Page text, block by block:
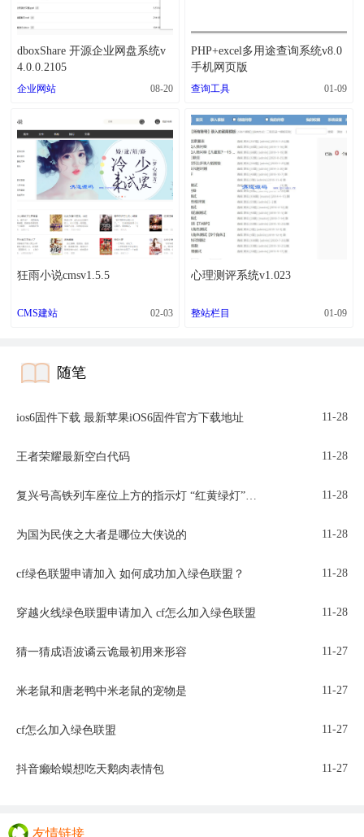
dboxShare 开源企业网盘系统v
4.0.0.2105
企业网站 08-20
PHP+excel多用途查询系统v8.0
手机网页版
查询工具 01-09
狂雨小说cmsv1.5.5
CMS建站 02-03
心理测评系统v1.023
整站栏目 01-09
随笔
ios6固件下载 最新苹果iOS6固件官方下载地址 11-28
王者荣耀最新空白代码 11-28
复兴号高铁列车座位上方的指示灯 “红黄绿灯”干嘛用的? 11-28
为国为民侠之大者是哪位大侠说的 11-28
cf绿色联盟申请加入 如何成功加入绿色联盟？ 11-28
穿越火线绿色联盟申请加入 cf怎么加入绿色联盟 11-28
猜一猜成语波谲云诡最初用来形容 11-27
米老鼠和唐老鸭中米老鼠的宠物是 11-27
cf怎么加入绿色联盟 11-27
抖音癞蛤蟆想吃天鹅肉表情包 11-27
友情链接